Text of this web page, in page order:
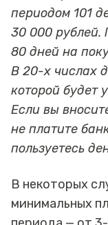
периодом 101
30 000 рублей.
80 дней на
В 20-х числах
которой будет
Если вы
не платите
пользуетесь
В некоторых
минимальных